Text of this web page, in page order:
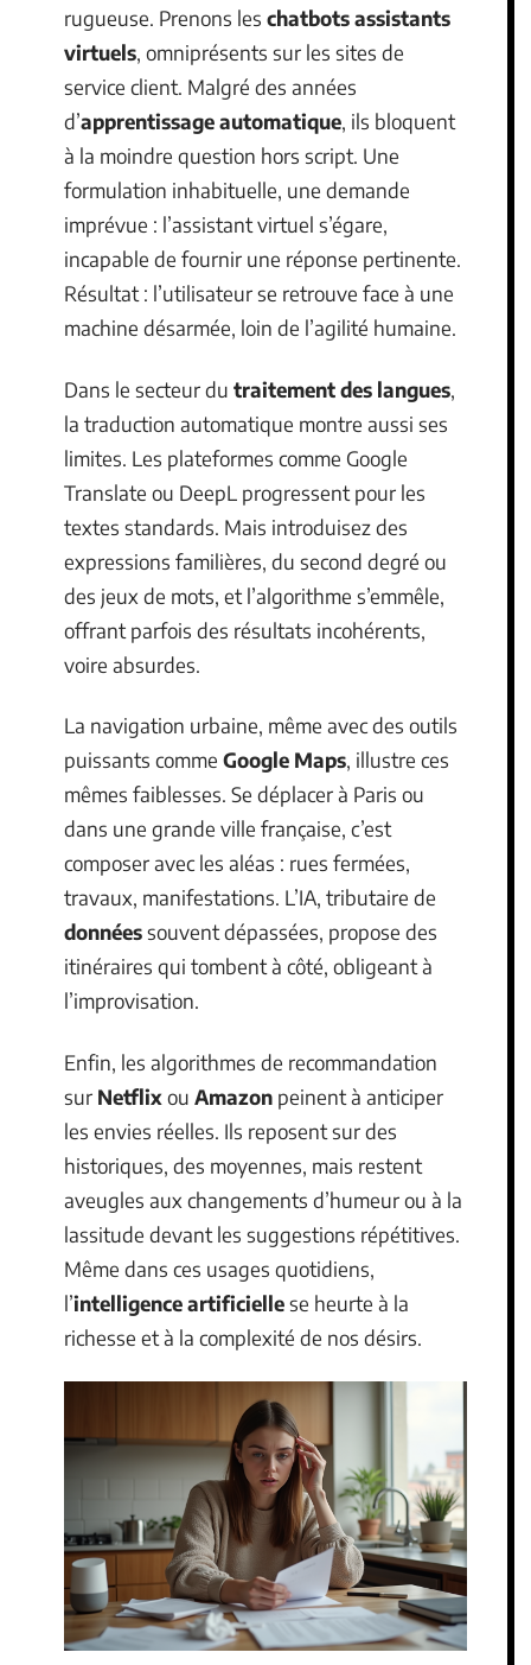
rugueuse. Prenons les chatbots assistants
virtuels, omniprésents sur les sites de
service client. Malgré des années
d’apprentissage automatique, ils bloquent
à la moindre question hors script. Une
formulation inhabituelle, une demande
imprévue : l’assistant virtuel s’égare,
incapable de fournir une réponse pertinente.
Résultat : l’utilisateur se retrouve face à une
machine désarmée, loin de l’agilité humaine.
Dans le secteur du traitement des langues,
la traduction automatique montre aussi ses
limites. Les plateformes comme Google
Translate ou DeepL progressent pour les
textes standards. Mais introduisez des
expressions familières, du second degré ou
des jeux de mots, et l’algorithme s’emmêle,
offrant parfois des résultats incohérents,
voire absurdes.
La navigation urbaine, même avec des outils
puissants comme Google Maps, illustre ces
mêmes faiblesses. Se déplacer à Paris ou
dans une grande ville française, c’est
composer avec les aléas : rues fermées,
travaux, manifestations. L’IA, tributaire de
donnéessouvent dépassées, propose des
itinéraires qui tombent à côté, obligeant à
l’improvisation.
Enfin, les algorithmes de recommandation
sur Netflixou Amazon peinent à anticiper
les envies réelles. Ils reposent sur des
historiques, des moyennes, mais restent
aveugles aux changements d’humeur ou à la
lassitude devant les suggestions répétitives.
Même dans ces usages quotidiens,
l’intelligence artificiellese heurte à la
richesse et à la complexité de nos désirs.